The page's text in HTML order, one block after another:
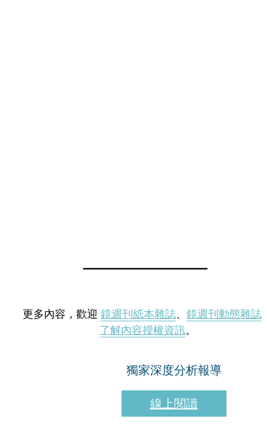
更多內容，歡迎 鏡週刊紙本雜誌、 鏡週刊動態雜誌
了解內容授權資訊。
獨家深度分析報導
線上閱讀